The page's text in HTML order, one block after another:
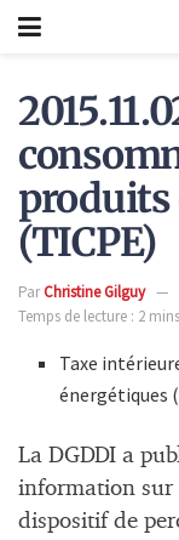
produits
(TICPE)
ParChristine Gilguy
Temps de lecture : 2
Taxe
énergétiques
La DGDDI a
information sur
dispositif de